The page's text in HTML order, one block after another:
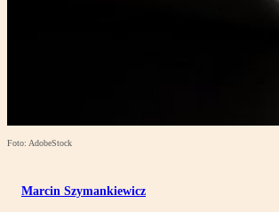
Foto: AdobeStock
Marcin Szymankiewicz